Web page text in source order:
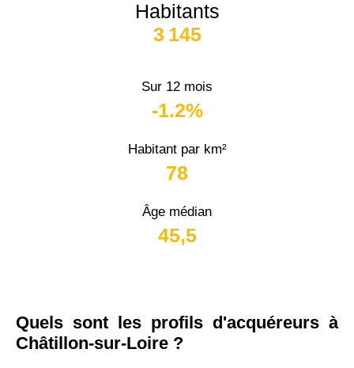
Habitants
3 145
Sur 12 mois
-1.2%
Habitant par km²
78
Âge médian
45,5
Quels sont les profils d'acquéreurs à
Châtillon-sur-Loire ?